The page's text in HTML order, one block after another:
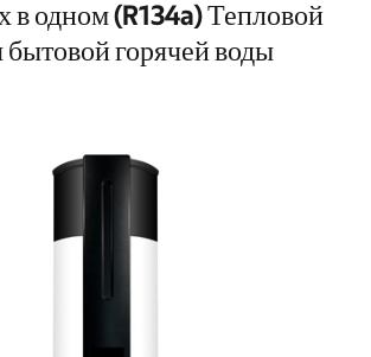
в одном (R134a) Тепловой
бытовой горячей воды